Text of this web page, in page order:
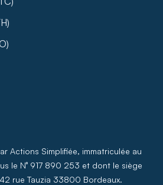
Actions Simplifiée, immatriculée au
le N° 917 890 253 et dont le siège
rue Tauzia 33800 Bordeaux.